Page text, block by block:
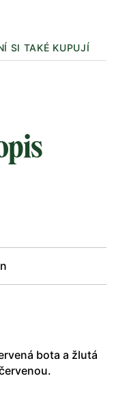
SI TAKÉ KUPUJÍ
bota a žlutá